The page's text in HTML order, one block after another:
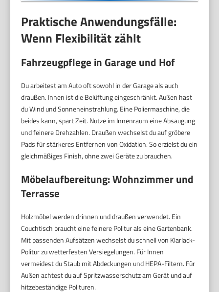
Praktische Anwendungsfälle:
Wenn Flexibilität zählt
Fahrzeugpflege in Garage und Hof
Du arbeitest am Auto oft sowohl in der Garage als auch
draußen. Innen ist die Belüftung eingeschränkt. Außen hast
du Wind und Sonneneinstrahlung. Eine Poliermaschine, die
beides kann, spart Zeit. Nutze im Innenraum eine Absaugung
und feinere Drehzahlen. Draußen wechselst du auf gröbere
Pads für stärkeres Entfernen von Oxidation. So erzielst du ein
gleichmäßiges Finish, ohne zwei Geräte zu brauchen.
Möbelaufbereitung: Wohnzimmer und
Terrasse
Holzmöbel werden drinnen und draußen verwendet. Ein
Couchtisch braucht eine feinere Politur als eine Gartenbank.
Mit passenden Aufsätzen wechselst du schnell von Klarlack-
Politur zu wetterfesten Versiegelungen. Für Innen
vermeidest du Staub mit Abdeckungen und HEPA-Filtern. Für
Außen achtest du auf Spritzwasserschutz am Gerät und auf
hitzebeständige Polituren.